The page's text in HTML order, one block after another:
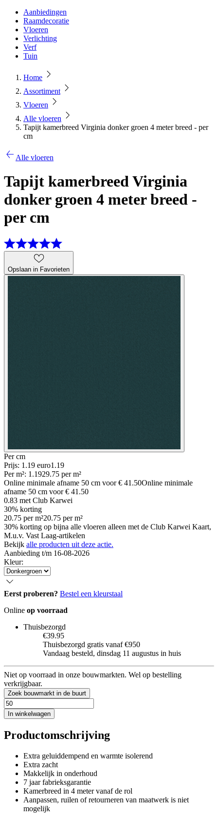
Aanbiedingen
Raamdecoratie
Vloeren
Verlichting
Verf
Tuin
Home
Assortiment
Vloeren
Alle vloeren
Tapijt kamerbreed Virginia donker groen 4 meter breed - per
cm
Alle vloeren
Tapijt kamerbreed Virginia
donker groen 4 meter breed -
per cm
Opslaan in Favorieten
Per cm
Prijs: 1.19 euro1 .19
Per m²: 1.1929.75 per m²
Online minimale afname 50 cm voor€ 41.50Online minimale
afname 50 cm voor€ 41.50
0.83 met Club Karwei
30% korting
20.75 per m²20.75 per m²
30% korting op bijna alle vloeren alleen met de Club Karwei Kaart,
M.u.v. Vast Laag-artikelen
Bekijk alle producten uit deze actie.
Aanbieding t/m 16-08-2026
Kleur:
Eerst proberen? Bestel een kleurstaal
Online op voorraad
Thuisbezorgd
€39.95
Thuisbezorgd gratis vanaf €950
Vandaag besteld, dinsdag 11 augustus in huis
Niet op voorraad in onze bouwmarkten. Wel op bestelling
verkrijgbaar.
Zoek bouwmarkt in de buurt
In winkelwagen
Productomschrijving
Extra geluiddempend en warmte isolerend
Extra zacht
Makkelijk in onderhoud
7 jaar fabrieksgarantie
Kamerbreed in 4 meter vanaf de rol
Aanpassen, ruilen of retourneren van maatwerk is niet
mogelijk